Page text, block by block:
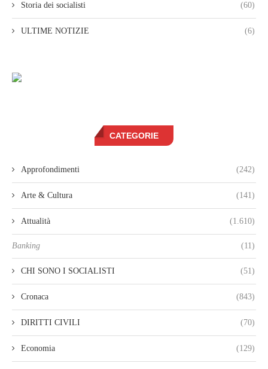
Storia dei socialisti (60)
ULTIME NOTIZIE (6)
CATEGORIE
Approfondimenti (242)
Arte & Cultura (141)
Attualità (1.610)
Banking (11)
CHI SONO I SOCIALISTI (51)
Cronaca (843)
DIRITTI CIVILI (70)
Economia (129)